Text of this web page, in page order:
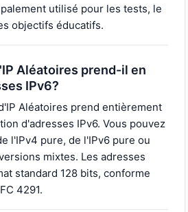
utilisé pour les tests, le
objectifs éducatifs.
Aléatoires prend-il en
IPv6?
Aléatoires prend entièrement
d'adresses IPv6. Vous pouvez
l'IPv4 pure, de l'IPv6 pure ou
mixtes. Les adresses
standard 128 bits, conforme
4291.